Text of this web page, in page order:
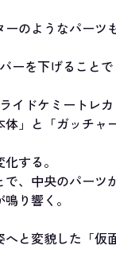
のようなパーツ
ーを下げること
イドケミートレ
」と「ガッチャ
する。
、中央のパーツ
り響く。
と変貌した「仮